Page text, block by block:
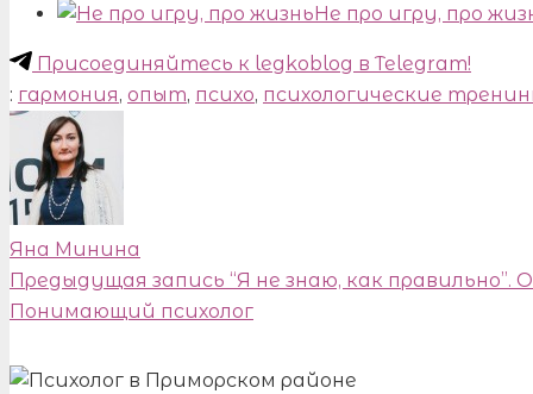
Не про игру, про
Присоединяйтесь к legkoblog в Telegram!
: гармония, опыт, психо, психологические
Яна Минина
Предыдущая запись “Я не знаю, как правильно”.
Понимающий психолог